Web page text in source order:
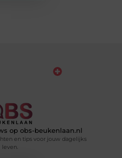
op obs-beukenlaan.nl
en tips voor jouw dagelijks
leven.